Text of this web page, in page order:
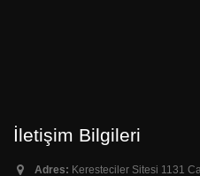
İletişim Bilgileri
Adres: Keresteciler Sitesi 1131